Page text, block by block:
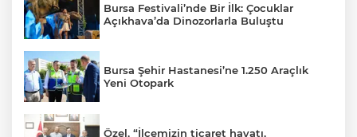
Bursa Festivali’nde Bir İlk: Çocuklar
Açıkhava’da Dinozorlarla Buluştu
Bursa Şehir Hastanesi’ne 1.250 Araçlık
Yeni Otopark
Özel, “İlçemizin ticaret hayatı,